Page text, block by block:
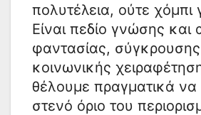
πολυτέλεια, ούτε χόμπι
Είναι πεδίο γνώσης
φαντασίας,
κοινωνικής
θέλουμε πραγματικά να
στενό όριο του